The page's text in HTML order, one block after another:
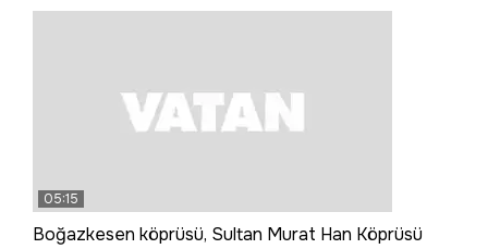
05:15
Boğazkesen köprüsü, Sultan Murat Han Köprüsü